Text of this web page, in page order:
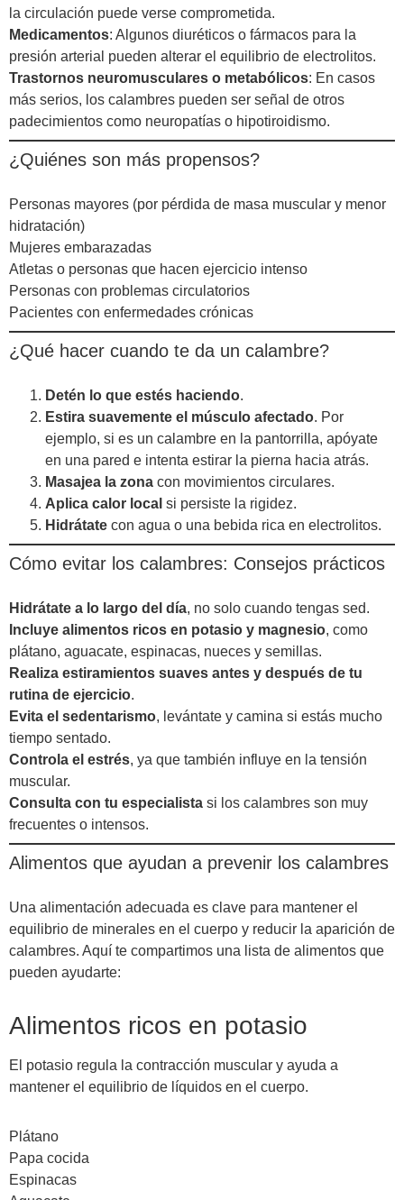
la circulación puede verse comprometida.
Medicamentos: Algunos diuréticos o fármacos para la
presión arterial pueden alterar el equilibrio de electrolitos.
Trastornos neuromusculares o metabólicos: En casos
más serios, los calambres pueden ser señal de otros
padecimientos como neuropatías o hipotiroidismo.
¿Quiénes son más propensos?
Personas mayores (por pérdida de masa muscular y menor
hidratación)
Mujeres embarazadas
Atletas o personas que hacen ejercicio intenso
Personas con problemas circulatorios
Pacientes con enfermedades crónicas
¿Qué hacer cuando te da un calambre?
Detén lo que estés haciendo.
Estira suavemente el músculo afectado. Por
ejemplo, si es un calambre en la pantorrilla, apóyate
en una pared e intenta estirar la pierna hacia atrás.
Masajea la zona con movimientos circulares.
Aplica calor local si persiste la rigidez.
Hidrátate con agua o una bebida rica en electrolitos.
Cómo evitar los calambres: Consejos prácticos
Hidrátate a lo largo del día, no solo cuando tengas sed.
Incluye alimentos ricos en potasio y magnesio, como
plátano, aguacate, espinacas, nueces y semillas.
Realiza estiramientos suaves antes y después de tu
rutina de ejercicio.
Evita el sedentarismo, levántate y camina si estás mucho
tiempo sentado.
Controla el estrés, ya que también influye en la tensión
muscular.
Consulta con tu especialista si los calambres son muy
frecuentes o intensos.
Alimentos que ayudan a prevenir los calambres
Una alimentación adecuada es clave para mantener el
equilibrio de minerales en el cuerpo y reducir la aparición de
calambres. Aquí te compartimos una lista de alimentos que
pueden ayudarte:
Alimentos ricos en potasio
El potasio regula la contracción muscular y ayuda a
mantener el equilibrio de líquidos en el cuerpo.
Plátano
Papa cocida
Espinacas